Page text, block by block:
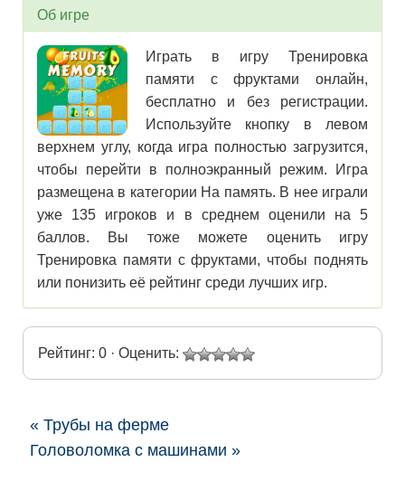
Об игре
Играть в игру Тренировка
памяти с фруктами онлайн,
бесплатно и без регистрации.
Используйте кнопку в левом
верхнем углу, когда игра полностью загрузится,
чтобы перейти в полноэкранный режим. Игра
размещена в категории На память. В нее играли
уже 135 игроков и в среднем оценили на 5
баллов. Вы тоже можете оценить игру
Тренировка памяти с фруктами, чтобы поднять
или понизить её рейтинг среди лучших игр.
Рейтинг: 0 · Оценить:
« Трубы на ферме
Головоломка с машинами »